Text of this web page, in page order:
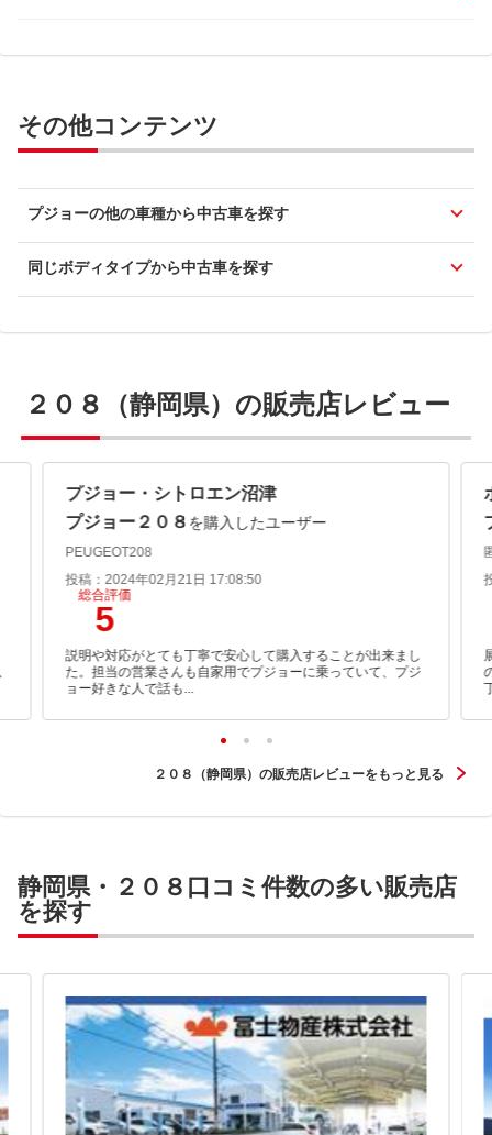
その他コンテンツ
プジョーの他の車種から中古車を探す
同じボディタイプから中古車を探す
２０８（静岡県）の販売店レビュー
プジョー・シトロエン沼津
プジョー２０８ を購入したユーザー
PEUGEOT208
投稿：2024年02月21日 17:08:50
総合評価
5
説明や対応がとても丁寧で安心して購入することが出来まし
た。担当の営業さんも自家用でプジョーに乗っていて、プジ
ョー好きな人で話も...
２０８（静岡県）の販売店レビューをもっと見る
静岡県・２０８口コミ件数の多い販売店
を探す